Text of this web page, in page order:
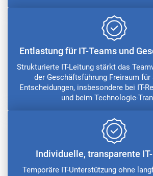
Entlastung für IT-Teams und
Strukturierte IT-Leitung stärkt das
der Geschäftsführung Freiraum
Entscheidungen, insbesondere bei IT-
und beim Technologie-
Individuelle, transparente
Temporäre IT-Unterstützung ohne